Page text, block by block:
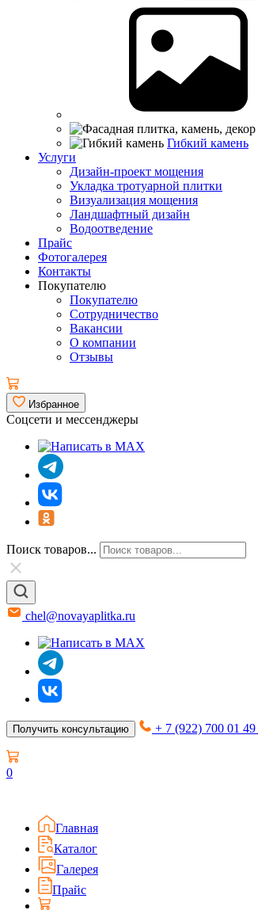
Гибкий камень
Услуги
Дизайн-проект мощения
Укладка тротуарной плитки
Визуализация мощения
Ландшафтный дизайн
Водоотведение
Прайс
Фотогалерея
Контакты
Покупателю
Покупателю
Сотрудничество
Вакансии
О компании
Отзывы
Избранное
Соцсети и мессенджеры
Поиск товаров...
chel@novayaplitka.ru
Получить консультацию + 7 (922) 700 01 49
0
Главная
Каталог
Галерея
Прайс